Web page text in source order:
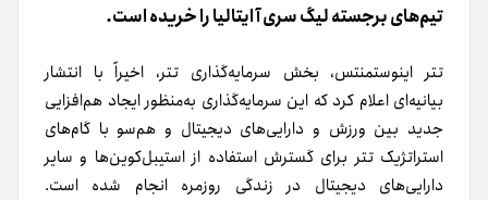
تیم‌های برجسته لیگ سری آ ایتالیا را خریده است.
تتر اینوستمنتس، بخش سرمایه‌گذاری تتر، اخیراً با انتشار
بیانیه‌ای اعلام کرد که این سرمایه‌گذاری به‌منظور ایجاد هم‌افزایی
جدید بین ورزش و دارایی‌های دیجیتال و هم‌سو با گام‌های
استراتژیک تتر برای گسترش استفاده از استیبل‌کوین‌ها و سایر
دارایی‌های دیجیتال در زندگی روزمره انجام شده است.